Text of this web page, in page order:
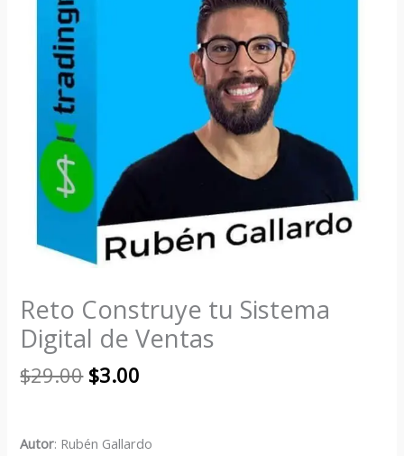
Reto Construye tu Sistema
Digital de Ventas
$29.00 $3.00
Autor: Rubén Gallardo